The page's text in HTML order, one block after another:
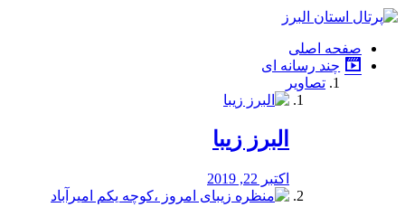
فصد
شرق
تهران
خشکشویی
صفحه اصلی
چند رسانه ای
تصاویر
البرز زیبا
اکتبر 22, 2019